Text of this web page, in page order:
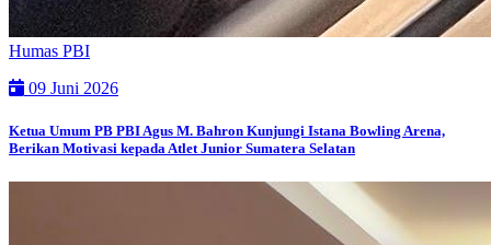
Humas PBI
09 Juni 2026
Ketua Umum PB PBI Agus M. Bahron Kunjungi Istana Bowling Arena,
Berikan Motivasi kepada Atlet Junior Sumatera Selatan